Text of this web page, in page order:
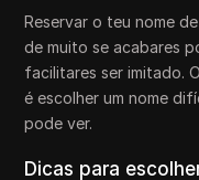
Reservar o teu nome
de muito se acabares
facilitares ser imitado.
é escolher um nome
pode ver.
Dicas para